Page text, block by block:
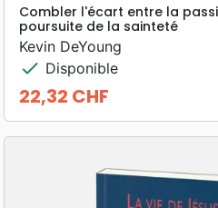
Combler l'écart entre la
poursuite de la sainteté
Kevin DeYoung
check Disponible
Prix
22,32 CHF